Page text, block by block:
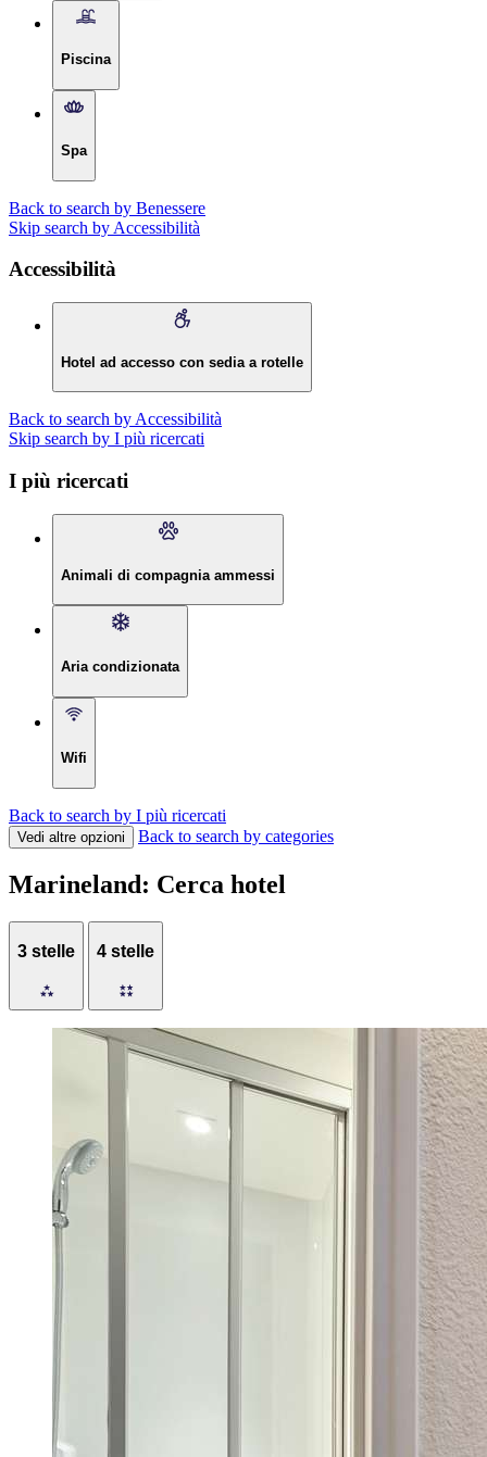
Piscina
Spa
Back to search by Benessere
Skip search by Accessibilità
Accessibilità
Hotel ad accesso con sedia a rotelle
Back to search by Accessibilità
Skip search by I più ricercati
I più ricercati
Animali di compagnia ammessi
Aria condizionata
Wifi
Back to search by I più ricercati
Vedi altre opzioni Back to search by categories
Marineland: Cerca hotel
3 stelle 4 stelle